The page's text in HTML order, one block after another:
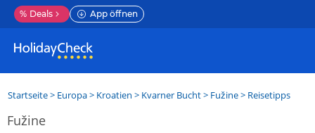
% Deals App öffnen
Startseite> Europa> Kroatien > Kvarner Bucht> Fužine> Reisetipps
Fužine